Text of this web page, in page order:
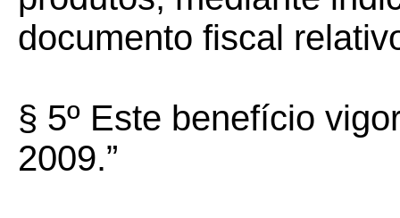
documento fiscal
§ 5º Este benefício
2009.”